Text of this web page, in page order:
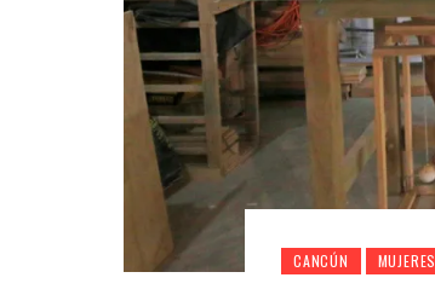
CANCÚN MUJERES